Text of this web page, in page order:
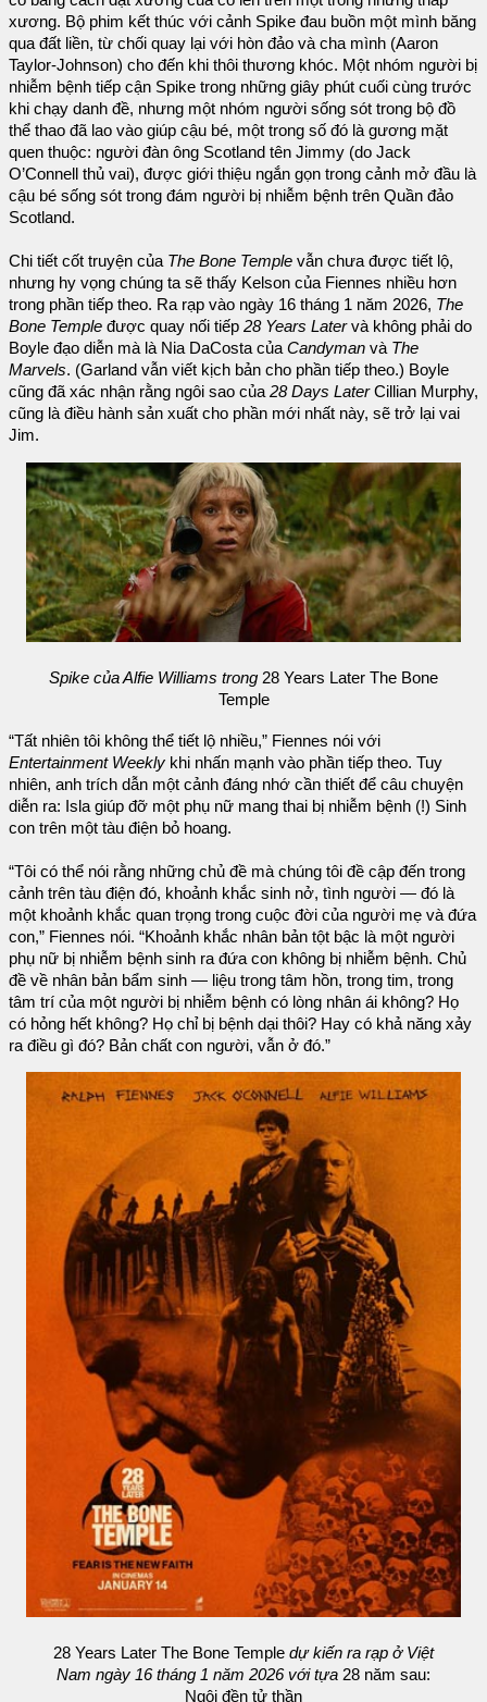
xương. Bộ phim kết thúc với cảnh Spike đau buồn một mình băng
qua đất liền, từ chối quay lại với hòn đảo và cha mình (Aaron
Taylor-Johnson) cho đến khi thôi thương khóc. Một nhóm người bị
nhiễm bệnh tiếp cận Spike trong những giây phút cuối cùng trước
khi chạy danh đề, nhưng một nhóm người sống sót trong bộ đồ
thể thao đã lao vào giúp cậu bé, một trong số đó là gương mặt
quen thuộc: người đàn ông Scotland tên Jimmy (do Jack
O’Connell thủ vai), được giới thiệu ngắn gọn trong cảnh mở đầu là
cậu bé sống sót trong đám người bị nhiễm bệnh trên Quần đảo
Scotland.
Chi tiết cốt truyện của The Bone Temple vẫn chưa được tiết lộ,
nhưng hy vọng chúng ta sẽ thấy Kelson của Fiennes nhiều hơn
trong phần tiếp theo. Ra rạp vào ngày 16 tháng 1 năm 2026, The
Bone Temple được quay nối tiếp 28 Years Latervà không phải do
Boyle đạo diễn mà là Nia DaCosta củaCandyman và The
Marvels. (Garland vẫn viết kịch bản cho phần tiếp theo.) Boyle
cũng đã xác nhận rằng ngôi sao của28 Days LaterCillian Murphy,
cũng là điều hành sản xuất cho phần mới nhất này, sẽ trở lại vai
Jim.
Spike của Alfie Williams trong 28 Years Later The Bone
Temple
“Tất nhiên tôi không thể tiết lộ nhiều,” Fiennes nói với
Entertainment Weekly khi nhấn mạnh vào phần tiếp theo. Tuy
nhiên, anh trích dẫn một cảnh đáng nhớ cần thiết để câu chuyện
diễn ra: Isla giúp đỡ một phụ nữ mang thai bị nhiễm bệnh (!) Sinh
con trên một tàu điện bỏ hoang.
“Tôi có thể nói rằng những chủ đề mà chúng tôi đề cập đến trong
cảnh trên tàu điện đó, khoảnh khắc sinh nở, tình người — đó là
một khoảnh khắc quan trọng trong cuộc đời của người mẹ và đứa
con,” Fiennes nói. “Khoảnh khắc nhân bản tột bậc là một người
phụ nữ bị nhiễm bệnh sinh ra đứa con không bị nhiễm bệnh. Chủ
đề về nhân bản bẩm sinh — liệu trong tâm hồn, trong tim, trong
tâm trí của một người bị nhiễm bệnh có lòng nhân ái không? Họ
có hỏng hết không? Họ chỉ bị bệnh dại thôi? Hay có khả năng xảy
ra điều gì đó? Bản chất con người, vẫn ở đó.”
28 Years Later The Bone Temple dự kiến ra rạp ở Việt
Nam ngày 16 tháng 1 năm 2026 với tựa 28 năm sau:
Ngôi đền tử thần